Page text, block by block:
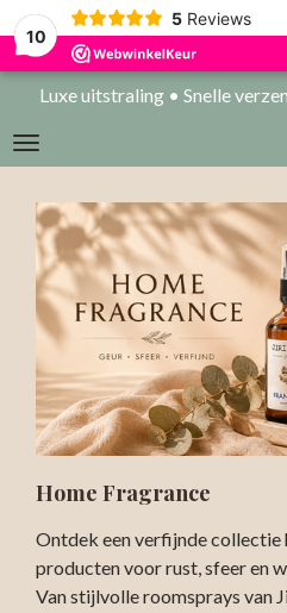
10
5 Reviews
Luxe uitstraling • Snelle
Home Fragrance
Ontdek een verfijnde collectie
producten voor rust, sfeer en
Van stijlvolle roomsprays van